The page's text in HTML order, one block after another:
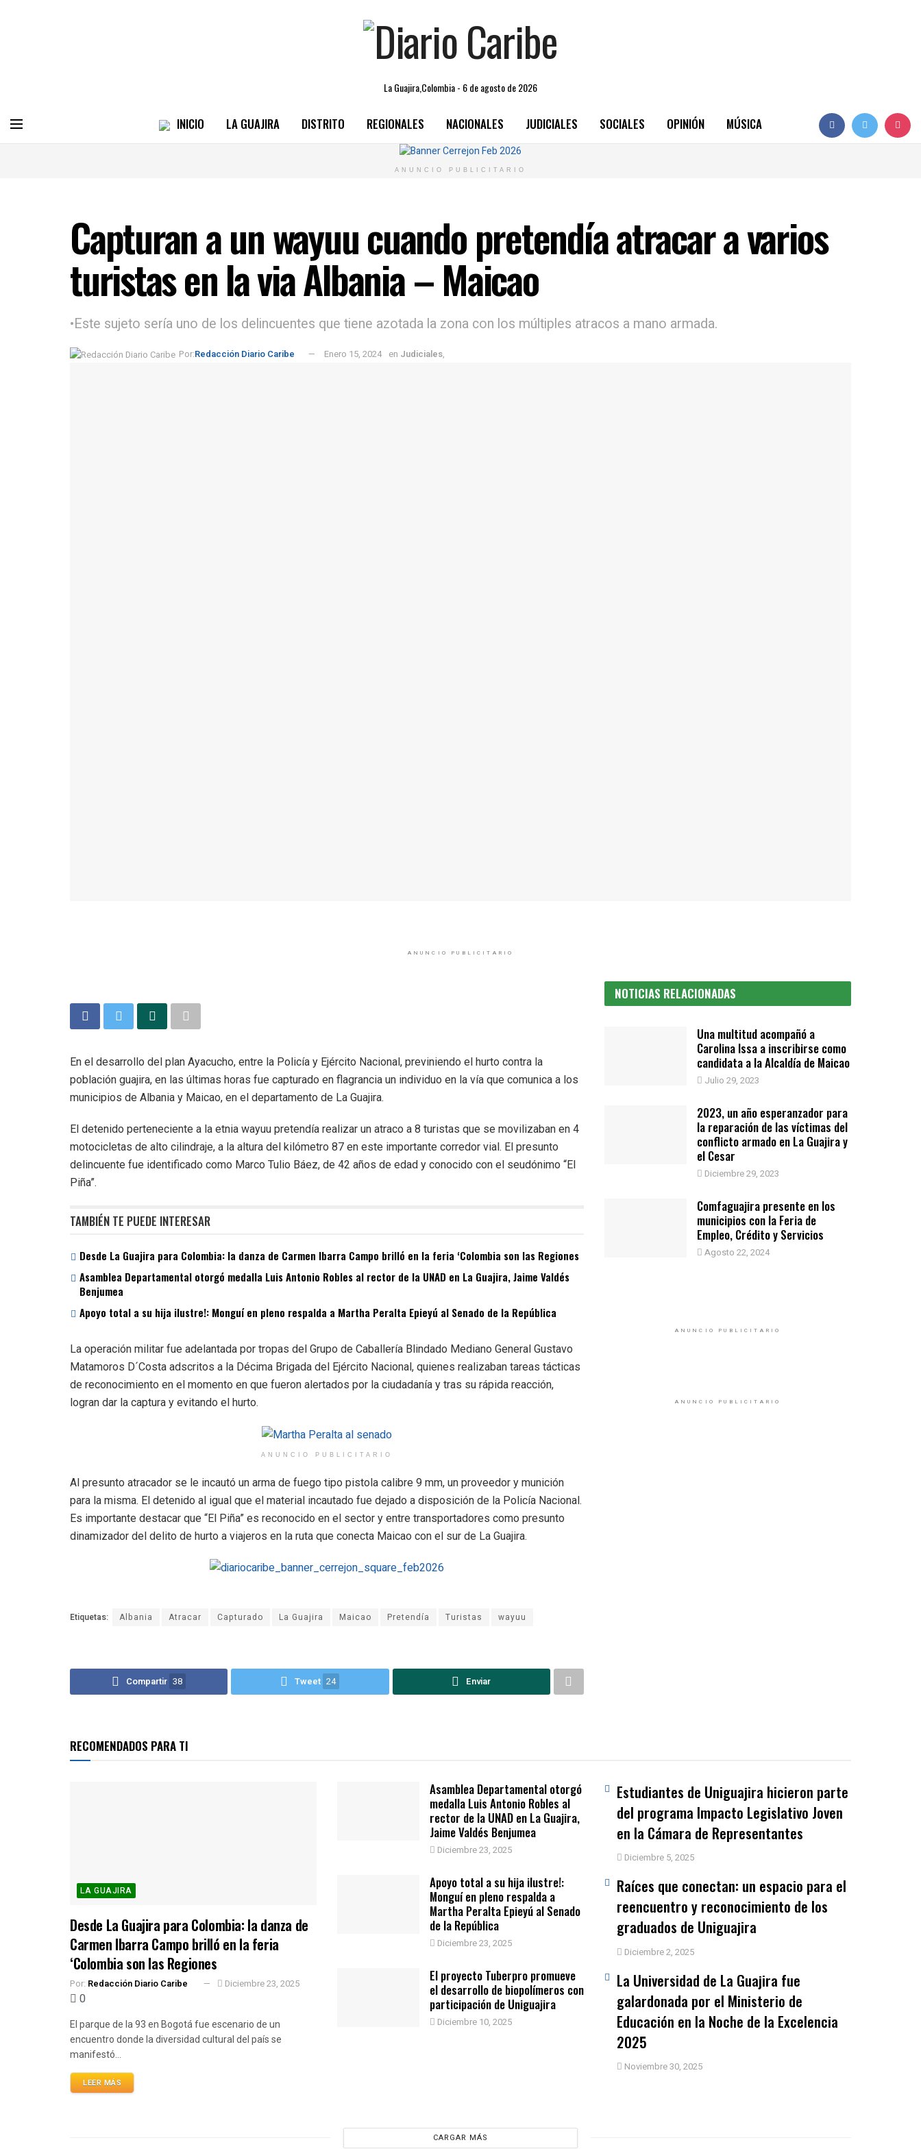
La Guajira,Colombia - 6 de agosto de 2026
INICIO LA GUAJIRA DISTRITO REGIONALES NACIONALES JUDICIALES SOCIALES OPINIÓN MÚSICA
ANUNCIO PUBLICITARIO
Capturan a un wayuu cuando pretendía atracar a varios
turistas en la via Albania – Maicao
•Este sujeto sería uno de los delincuentes que tiene azotada la zona con los múltiples atracos a mano armada.
Por:Redacción Diario Caribe Enero 15, 2024 en Judiciales,
ANUNCIO PUBLICITARIO
En el desarrollo del plan Ayacucho, entre la Policía y Ejército Nacional, previniendo el hurto contra la
población guajira, en las últimas horas fue capturado en flagrancia un individuo en la vía que comunica a los
municipios de Albania y Maicao, en el departamento de La Guajira.
El detenido perteneciente a la etnia wayuu pretendía realizar un atraco a 8 turistas que se movilizaban en 4
motocicletas de alto cilindraje, a la altura del kilómetro 87 en este importante corredor vial. El presunto
delincuente fue identificado como Marco Tulio Báez, de 42 años de edad y conocido con el seudónimo “El
Piña”.
TAMBIÉN TE PUEDE INTERESAR
Desde La Guajira para Colombia: la danza de Carmen Ibarra Campo brilló en la feria ‘Colombia son las Regiones
Asamblea Departamental otorgó medalla Luis Antonio Robles al rector de la UNAD en La Guajira, Jaime Valdés
Benjumea
Apoyo total a su hija ilustre!: Monguí en pleno respalda a Martha Peralta Epieyú al Senado de la República
La operación militar fue adelantada por tropas del Grupo de Caballería Blindado Mediano General Gustavo
Matamoros D´Costa adscritos a la Décima Brigada del Ejército Nacional, quienes realizaban tareas tácticas
de reconocimiento en el momento en que fueron alertados por la ciudadanía y tras su rápida reacción,
logran dar la captura y evitando el hurto.
ANUNCIO PUBLICITARIO
Al presunto atracador se le incautó un arma de fuego tipo pistola calibre 9 mm, un proveedor y munición
para la misma. El detenido al igual que el material incautado fue dejado a disposición de la Policía Nacional.
Es importante destacar que “El Piña” es reconocido en el sector y entre transportadores como presunto
dinamizador del delito de hurto a viajeros en la ruta que conecta Maicao con el sur de La Guajira.
Etiquetas: Albania Atracar Capturado La Guajira Maicao Pretendía Turistas wayuu
Compartir 38 Tweet 24 Enviar
NOTICIAS RELACIONADAS
Una multitud acompañó a
Carolina Issa a inscribirse como
candidata a la Alcaldía de Maicao
Julio 29, 2023
2023, un año esperanzador para
la reparación de las víctimas del
conflicto armado en La Guajira y
el Cesar
Diciembre 29, 2023
Comfaguajira presente en los
municipios con la Feria de
Empleo, Crédito y Servicios
Agosto 22, 2024
ANUNCIO PUBLICITARIO
ANUNCIO PUBLICITARIO
RECOMENDADOS PARA TI
LA GUAJIRA
Desde La Guajira para Colombia: la danza de
Carmen Ibarra Campo brilló en la feria
‘Colombia son las Regiones
Por: Redacción Diario Caribe Diciembre 23, 2025
0
El parque de la 93 en Bogotá fue escenario de un
encuentro donde la diversidad cultural del país se
manifestó...
LEER MÁS
Asamblea Departamental otorgó
medalla Luis Antonio Robles al
rector de la UNAD en La Guajira,
Jaime Valdés Benjumea
Diciembre 23, 2025
Apoyo total a su hija ilustre!:
Monguí en pleno respalda a
Martha Peralta Epieyú al Senado
de la República
Diciembre 23, 2025
El proyecto Tuberpro promueve
el desarrollo de biopolímeros con
participación de Uniguajira
Diciembre 10, 2025
Estudiantes de Uniguajira hicieron parte
del programa Impacto Legislativo Joven
en la Cámara de Representantes
Diciembre 5, 2025
Raíces que conectan: un espacio para el
reencuentro y reconocimiento de los
graduados de Uniguajira
Diciembre 2, 2025
La Universidad de La Guajira fue
galardonada por el Ministerio de
Educación en la Noche de la Excelencia
2025
Noviembre 30, 2025
CARGAR MÁS